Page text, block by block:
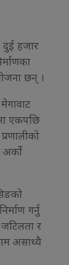
दुई हजार
छन् ।
एकपछि
गर्नु
र
असाध्यै